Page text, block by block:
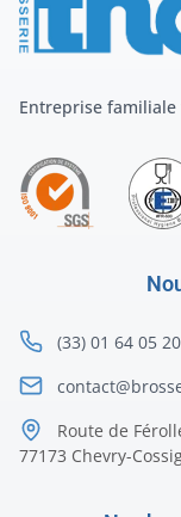
Entreprise familiale
(33) 01 64 05
Route de
77173 Chevry-